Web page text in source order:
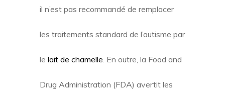
il n’est pas recommandé de remplacer
les traitements standard de l’autisme par
le lait de chamelle. En outre, la Food and
Drug Administration (FDA) avertit les